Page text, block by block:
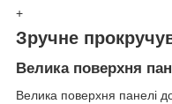
+
Зручне
Велика поверхня
Велика поверхня панелі